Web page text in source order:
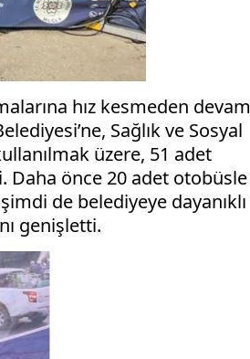
hız kesmeden devam
Sağlık ve Sosyal
üzere, 51 adet
Daha önce 20 adet otobüsle
de belediyeye dayanıklı
genişletti.